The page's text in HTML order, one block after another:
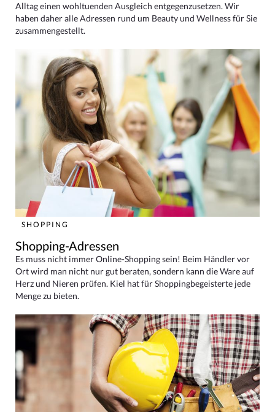
Alltag einen wohltuenden Ausgleich entgegenzusetzen. Wir
haben daher alle Adressen rund um Beauty und Wellness für Sie
zusammengestellt.
SHOPPING
Shopping-Adressen
Es muss nicht immer Online-Shopping sein! Beim Händler vor
Ort wird man nicht nur gut beraten, sondern kann die Ware auf
Herz und Nieren prüfen. Kiel hat für Shoppingbegeisterte jede
Menge zu bieten.